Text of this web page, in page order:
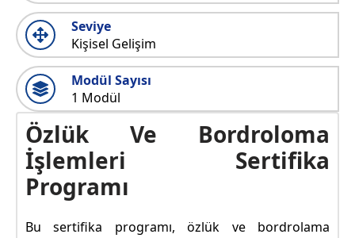
Seviye
Kişisel Gelişim
Modül Sayısı
1 Modül
Özlük Ve Bordroloma
İşlemleri Sertifika
Programı
Bu sertifika programı, özlük ve bordrolama